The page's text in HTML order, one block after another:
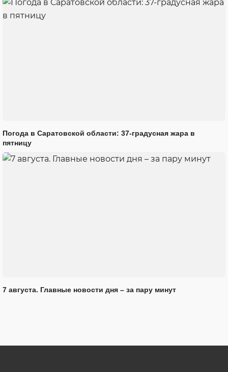
Погода в Саратовской области: 37-градусная жара в
пятницу
7 августа. Главные новости дня – за пару минут